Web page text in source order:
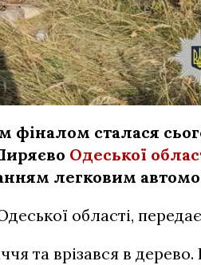
фіналом сталася
Одеської
легковим
області, передає
та врізався в